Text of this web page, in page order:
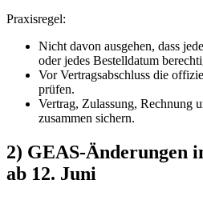
Praxisregel:
Nicht davon ausgehen, dass
oder jedes Bestelldatum
Vor Vertragsabschluss die
prüfen.
Vertrag, Zulassung, Rechnung
zusammen sichern.
2) GEAS-Änderungen
ab 12. Juni